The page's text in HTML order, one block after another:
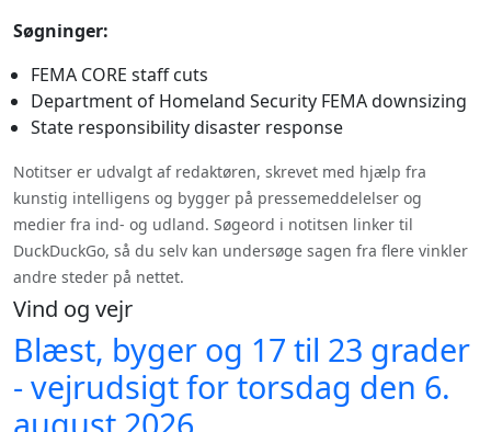
Søgninger:
FEMA CORE staff cuts
Department of Homeland Security FEMA downsizing
State responsibility disaster response
Notitser er udvalgt af redaktøren, skrevet med hjælp fra
kunstig intelligens og bygger på pressemeddelelser og
medier fra ind- og udland. Søgeord i notitsen linker til
DuckDuckGo, så du selv kan undersøge sagen fra flere vinkler
andre steder på nettet.
Vind og vejr
Blæst, byger og 17 til 23 grader
- vejrudsigt for torsdag den 6.